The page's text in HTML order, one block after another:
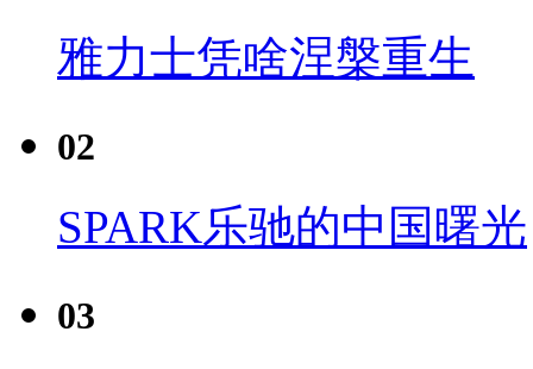
雅力士凭啥涅槃重生
02
SPARK乐驰的中国曙光
03